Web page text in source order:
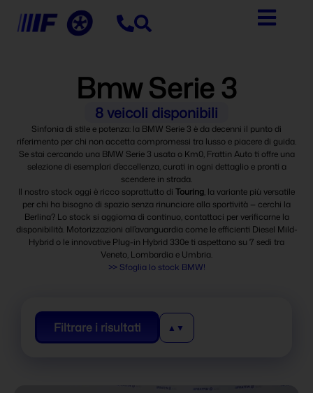
Bmw Serie 3
8 veicoli disponibili
Sinfonia di stile e potenza: la BMW Serie 3 è da decenni il punto di
riferimento per chi non accetta compromessi tra lusso e piacere di guida.
Se stai cercando una BMW Serie 3 usata o Km0, Frattin Auto ti offre una
selezione di esemplari d’eccellenza, curati in ogni dettaglio e pronti a
scendere in strada.
Il nostro stock oggi è ricco soprattutto di Touring, la variante più versatile
per chi ha bisogno di spazio senza rinunciare alla sportività — cerchi la
Berlina? Lo stock si aggiorna di continuo, contattaci per verificarne la
disponibilità. Motorizzazioni all’avanguardia come le efficienti Diesel Mild-
Hybrid o le innovative Plug-in Hybrid 330e ti aspettano su 7 sedi tra
Veneto, Lombardia e Umbria.
>> Sfoglia lo stock BMW!
Filtrare i risultati